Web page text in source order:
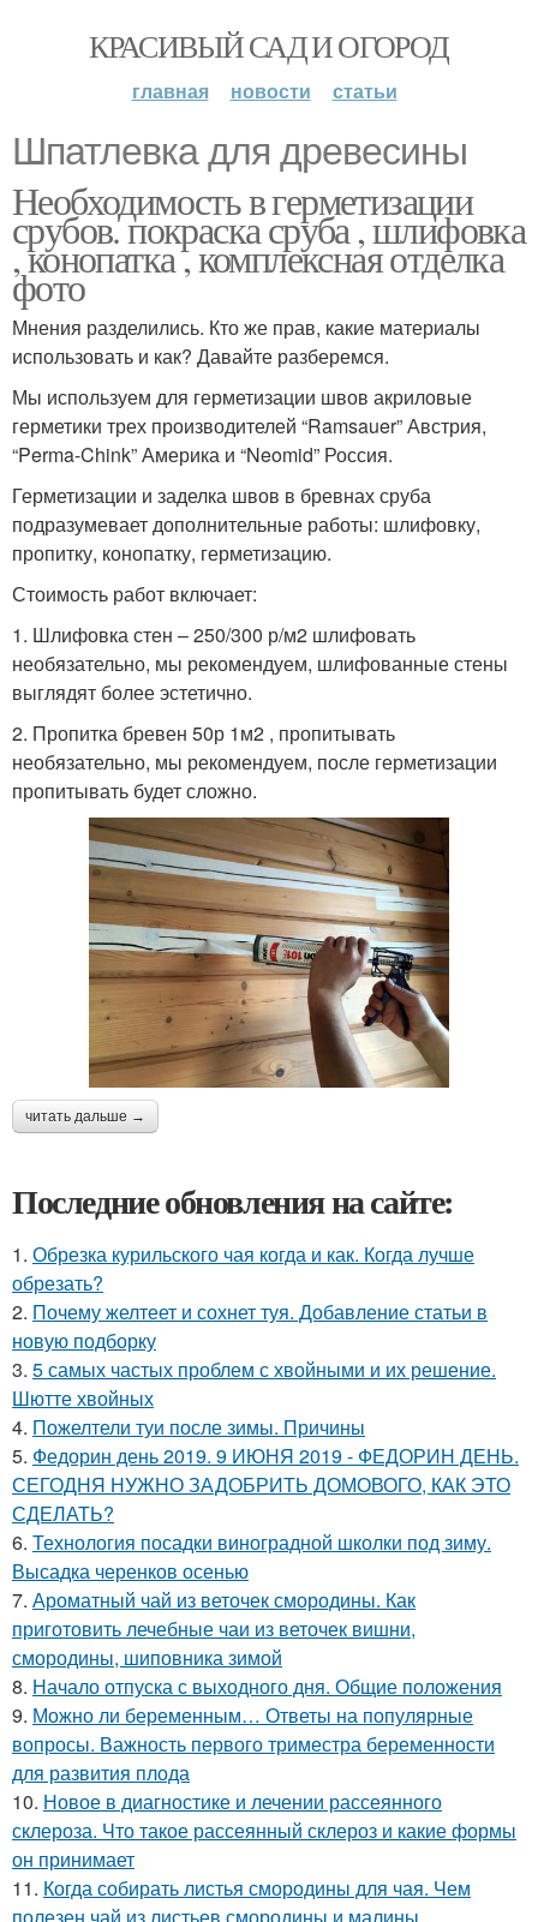
КРАСИВЫЙ САД И ОГОРОД
главная новости статьи
Шпатлевка для древесины
Необходимость в герметизации
срубов. покраска сруба , шлифовка
, конопатка , комплексная отделка
фото
Мнения разделились. Кто же прав, какие материалы
использовать и как? Давайте разберемся.
Мы используем для герметизации швов акриловые
герметики трех производителей “Ramsauer” Австрия,
“Perma-Chink” Америка и “Neomid” Россия.
Герметизации и заделка швов в бревнах сруба
подразумевает дополнительные работы: шлифовку,
пропитку, конопатку, герметизацию.
Стоимость работ включает:
1. Шлифовка стен – 250/300 р/м2 шлифовать
необязательно, мы рекомендуем, шлифованные стены
выглядят более эстетично.
2. Пропитка бревен 50р 1м2 , пропитывать
необязательно, мы рекомендуем, после герметизации
пропитывать будет сложно.
читать дальше →
Последние обновления на сайте:
1. Обрезка курильского чая когда и как. Когда лучше
обрезать?
2. Почему желтеет и сохнет туя. Добавление статьи в
новую подборку
3. 5 самых частых проблем с хвойными и их решение.
Шютте хвойных
4. Пожелтели туи после зимы. Причины
5. Федорин день 2019. 9 ИЮНЯ 2019 - ФЕДОРИН ДЕНЬ.
СЕГОДНЯ НУЖНО ЗАДОБРИТЬ ДОМОВОГО, КАК ЭТО
СДЕЛАТЬ?
6. Технология посадки виноградной школки под зиму.
Высадка черенков осенью
7. Ароматный чай из веточек смородины. Как
приготовить лечебные чаи из веточек вишни,
смородины, шиповника зимой
8. Начало отпуска с выходного дня. Общие положения
9. Можно ли беременным… Ответы на популярные
вопросы. Важность первого триместра беременности
для развития плода
10. Новое в диагностике и лечении рассеянного
склероза. Что такое рассеянный склероз и какие формы
он принимает
11. Когда собирать листья смородины для чая. Чем